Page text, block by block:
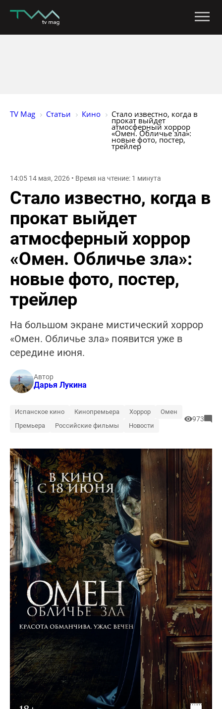
TV Mag Статьи Кино Стало известно, когда в
прокат выйдет
атмосферный хоррор
«Омен. Обличье зла»:
новые фото, постер,
трейлер
14:05 14 мая, 2026 • Время на чтение: 1 минута
Стало известно, когда в
прокат выйдет
атмосферный хоррор
«Омен. Обличье зла»:
новые фото, постер,
трейлер
На большом экране мистический хоррор
«Омен. Обличье зла» появится уже в
середине июня.
Автор
Дарья Лукина
Испанское кино Кинопремьера Хоррор
Омен
Премьера
Российские фильмы Новости
973